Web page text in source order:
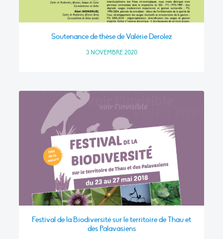
Soutenance de thèse de Valérie Derolez
3 NOVEMBRE 2020
Festival de la Biodiversité sur le territoire de Thau et
des Palavasiens